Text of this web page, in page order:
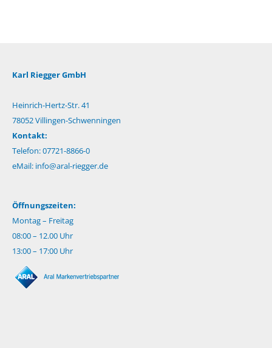
Karl Riegger GmbH
Heinrich-Hertz-Str. 41
78052 Villingen-Schwenningen
Kontakt:
Telefon: 07721-8866-0
eMail: info@aral-riegger.de
Öffnungszeiten:
Montag – Freitag
08:00 – 12.00 Uhr
13:00 – 17:00 Uhr